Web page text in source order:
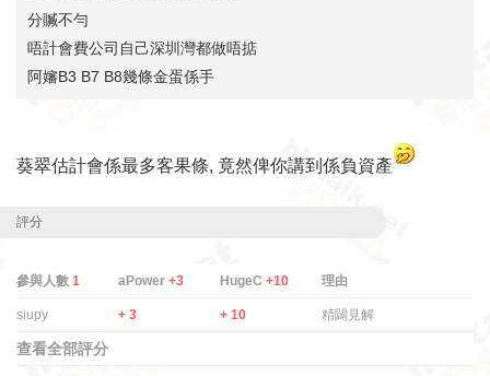
分贓不勻
唔計會費公司自己深圳灣都做唔掂
阿嬸B3 B7 B8幾條金蛋係手
葵翠估計會係最多客果條, 竟然俾你講到係負資產
評分
參與人數 1 aPower +3 HugeC +10 理由
siupy + 3 + 10 精闢見解
查看全部評分